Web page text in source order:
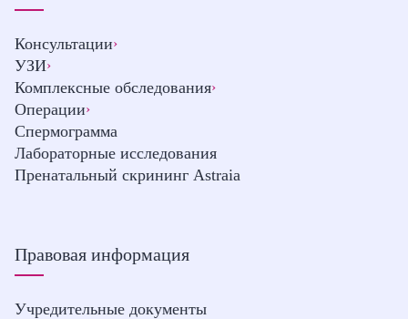
Консультации›
УЗИ›
Комплексные обследования›
Операции›
Спермограмма
Лабораторные исследования
Пренатальный скрининг Astraia
Правовая информация
Учредительные документы